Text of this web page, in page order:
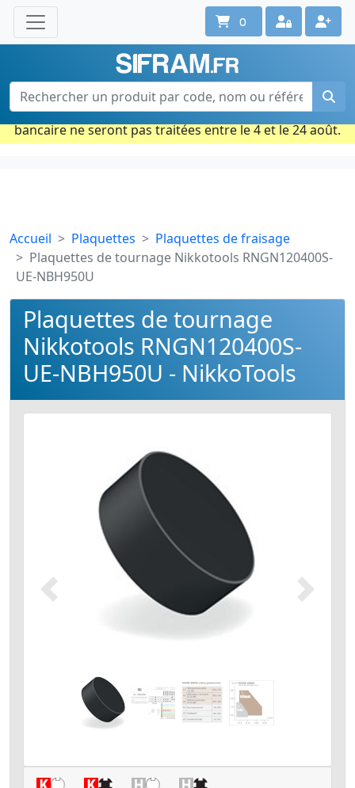
Une question ? Un conseil ?
Contactez-nous au 02 40 92 17 71
Ouvert du lun. au vend. de 08h à 18h
Période estivale : Les commandes prises par carte
bancaire ne seront pas traitées entre le 4 et le 24 août.
0
Accueil Plaquettes
Plaquettes de fraisage
Plaquettes de tournage Nikkotools RNGN120400S-
UE-NBH950U
Plaquettes de tournage
Nikkotools RNGN120400S-
UE-NBH950U - NikkoTools
Précédent Suivant